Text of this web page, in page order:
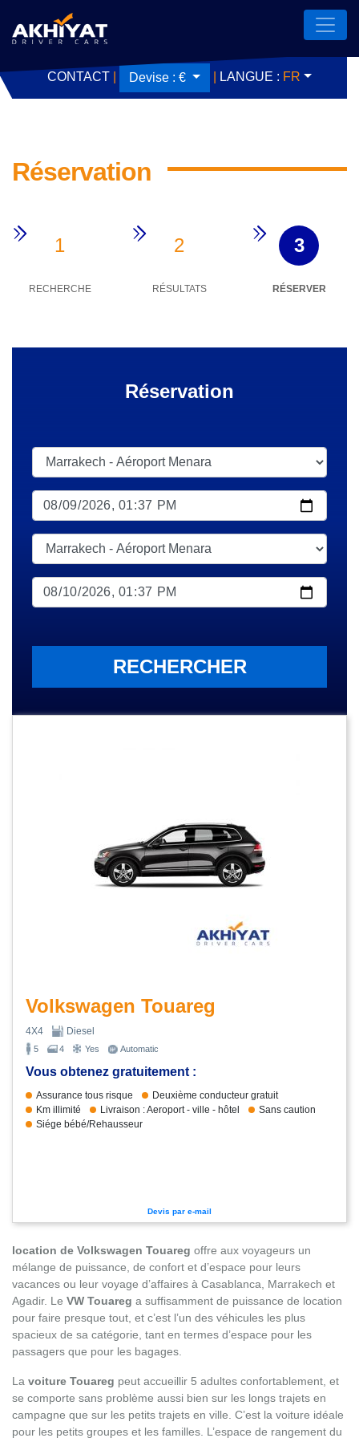
CONTACT Devise :€ LANGUE : FR
Réservation
1
RECHERCHE
2
RÉSULTATS
3
RÉSERVER
Réservation
Volkswagen Touareg
4X4 Diesel
5 4 Yes Automatic
Vous obtenez gratuitement :
Assurance tous risque
Deuxième conducteur gratuit
Km illimité
Livraison : Aeroport - ville - hôtel
Sans caution
Siége bébé/Rehausseur
Devis par e-mail
location de Volkswagen Touareg offre aux voyageurs un
mélange de puissance, de confort et d’espace pour leurs
vacances ou leur voyage d’affaires à Casablanca, Marrakech et
Agadir. Le VW Touareg a suffisamment de puissance de location
pour faire presque tout, et c’est l’un des véhicules les plus
spacieux de sa catégorie, tant en termes d’espace pour les
passagers que pour les bagages.
La voiture Touareg peut accueillir 5 adultes confortablement, et
se comporte sans problème aussi bien sur les longs trajets en
campagne que sur les petits trajets en ville. C’est la voiture idéale
pour les petits groupes et les familles. L’espace de rangement du